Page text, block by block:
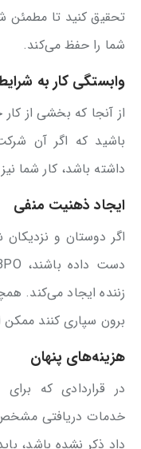
تحقیق کنید تا
شما را حفظ می‌کند.
وابستگی کار به
از آنجا که بخشی از کار
باشید که اگر آن
داشته باشد، کار شما
ایجاد ذهنیت منفی
اگر دوستان و
زننده ایجاد می‌کند.
برون سپاری کنند
هزینه‌های پنهان
در قراردادی که
خدمات دریافتی مشخص
داد ذکر نشده باشد،